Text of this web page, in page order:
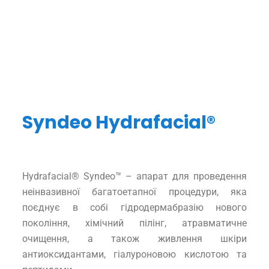
Syndeo Hydrafacial®
Hydrafacial® Syndeo™ – апарат для проведення
неінвазивної багатоетапної процедури, яка
поєднує в собі гідродермабразію нового
покоління, хімічний пілінг, атравматичне
очищення, а також живлення шкіри
антиоксидантами, гіалуроновою кислотою та